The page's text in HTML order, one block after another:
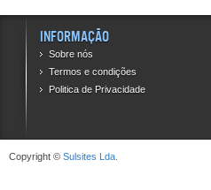
Informação
Sobre nós
Termos e condições
Politica de Privacidade
Copyright © Sulsites Lda.